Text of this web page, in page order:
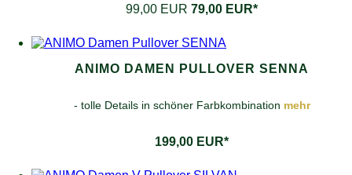
99,00 EUR 79,00 EUR*
ANIMO DAMEN PULLOVER SENNA
- tolle Details in schöner Farbkombination mehr
199,00 EUR*